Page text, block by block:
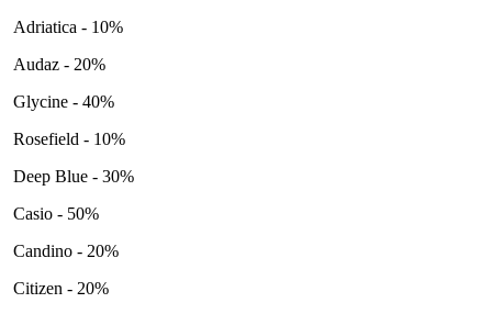
Adriatica - 10%
Audaz - 20%
Glycine - 40%
Rosefield - 10%
Deep Blue - 30%
Casio - 50%
Candino - 20%
Citizen - 20%